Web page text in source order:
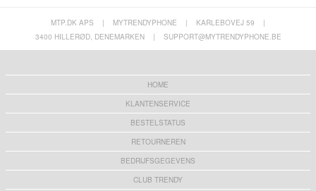
MTP.DK APS | MYTRENDYPHONE | KARLEBOVEJ 59
|
3400 HILLERØD, DENEMARKEN
| SUPPORT@MYTRENDYPHONE.BE
HOME
KLANTENSERVICE
BESTELSTATUS
RETOURNEREN
BEDRIJFSGEGEVENS
CLUB TRENDY